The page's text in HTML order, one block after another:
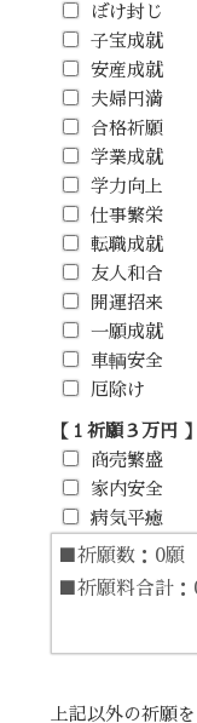
ぼけ封じ
子宝成就
安産成就
夫婦円満
合格祈願
学業成就
学力向上
仕事繁栄
転職成就
友人和合
開運招来
一願成就
車輌安全
厄除け
【１祈願３万円 】
商売繁盛
家内安全
病気平癒
上記以外の祈願